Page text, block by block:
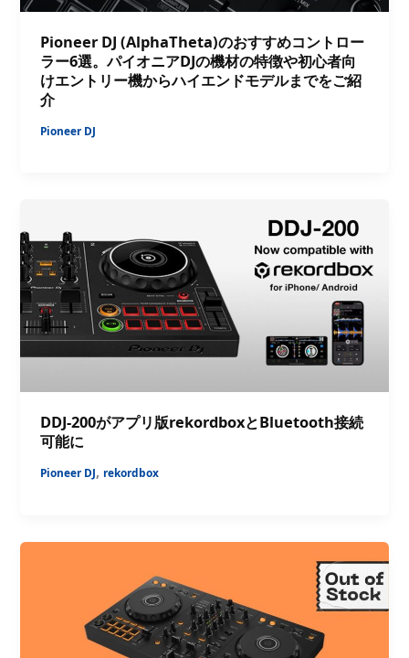
Pioneer DJ (AlphaTheta)のおすすめコントロー
ラー6選。パイオニアDJの機材の特徴や初心者向
けエントリー機からハイエンドモデルまでをご紹
介
Pioneer DJ
DDJ-200がアプリ版rekordboxとBluetooth接続
可能に
Pioneer DJ, rekordbox